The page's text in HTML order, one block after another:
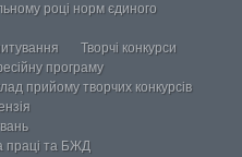
році норм єдиного
Творчі конкурси
програму
прийому творчих конкурсів
праці та БЖД